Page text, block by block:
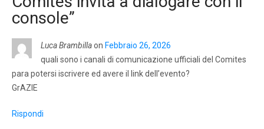
console”
Luca Brambillaon Febbraio 26, 2026
quali sono i canali di comunicazione ufficiali del Comites
para potersi iscrivere ed avere il link dell’evento?
GrAZIE
Rispondi